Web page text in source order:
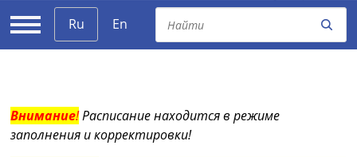
Ru
En
Внимание!Расписание находится в режиме
заполнения и корректировки!